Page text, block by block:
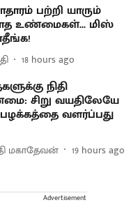
பற்றி யாரும்
உண்மைகள்... மிஸ்
18 hours ago
நிதி
சிறு வயதிலேயே
பழக்கத்தை வளர்ப்பது
மகாதேவன் 19 hours ago
Advertisement